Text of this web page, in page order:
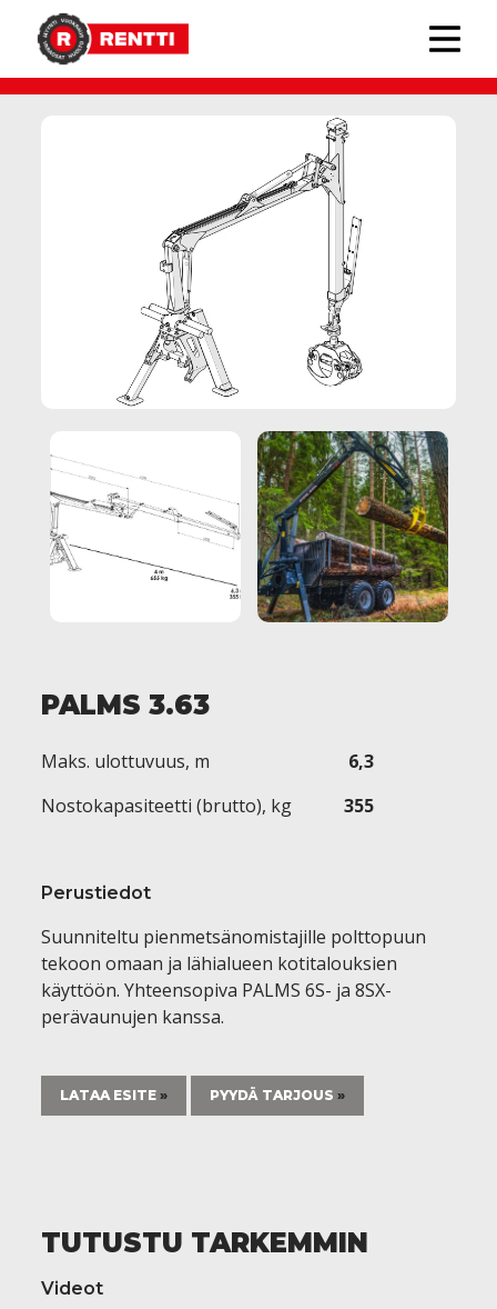
PALMS-metsäkuormaimet› PALMS 3.63
PALMS 3.63
Maks. ulottuvuus, m
6,3
Nostokapasiteetti (brutto), kg
355
Perustiedot
Suunniteltu pienmetsänomistajille polttopuun
tekoon omaan ja lähialueen kotitalouksien
käyttöön. Yhteensopiva PALMS 6S- ja 8SX-
perävaunujen kanssa.
LATAA ESITE PYYDÄ TARJOUS
TUTUSTU TARKEMMIN
Videot